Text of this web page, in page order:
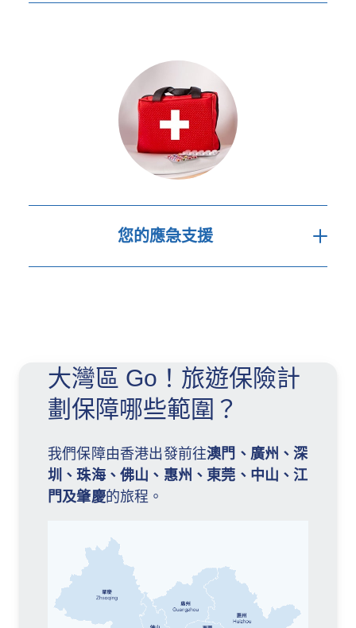
使用主題公園內的遊樂設施及遊
賠償因健康或惡劣天氣等原因錯失音
樂會門票、主題樂園門票、體驗活動
或本地旅遊團的已支付並不能退回的
門票費用
乘客身分在的士或網約車上因交通意
外受傷；也包括身為行人在路上因交
通意外受傷）
為高鐵延誤提供的現金津貼
您的應急支援
學深圳醫院，讓您倍感安心。）
旅行證件遺失及必要住宿費用的賠償
大灣區 Go！旅遊保險計
劃保障哪些範圍？
我們保障由香港出發前往澳門、廣州、深
圳、珠海、佛山、惠州、東莞、中山、江
門及肇慶的旅程。